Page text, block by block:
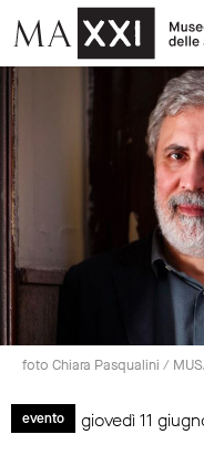
foto Chiara Pasqualini /
evento giovedì 11